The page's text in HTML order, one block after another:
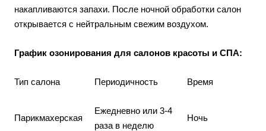
накапливаются запахи. После ночной обработки салон
открывается с нейтральным свежим воздухом.
График озонирования для салонов красоты и СПА:
Тип салона Периодичность Время
Парикмахерская
Ежедневно или 3-4
раза в неделю
Ночь